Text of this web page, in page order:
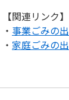
【関連リンク】
・ 事業ごみの
・ 家庭ごみの